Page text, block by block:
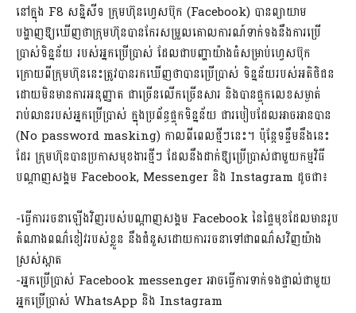
នៅក្នុង F8 សន្និសីទ ក្រុមហ៊ុនហ្វេសប៊ុក (Facebook) បានព្យាយាម
បង្ហាញឱ្យឃើញថាក្រុមហ៊ុនបានកែរសម្រួលគោលការណ៍ទាក់ទងនឹងការប្រើ
ប្រាស់ទិន្នន័យ របស់អ្នកប្រើប្រាស់ ដែលជាបញ្ហាយ៉ាងធំសម្រាប់ហ្វេសប៊ុក
ក្រោយពីក្រុមហ៊ុននេះត្រូវបានរកឃើញថាបានប្រើប្រាស់ ទិន្នន័យរបស់អតិថិជន
ដោយមិនមានការអនុញ្ញាត ជាច្រើនលើកច្រើនសារ និងបានផ្ទុកលេខសម្ងាត់
រាប់លានរបស់អ្នកប្រើប្រាស់ ក្នុងប្រព័ន្ធផ្ទុកទិន្នន័យ ជារបៀបដែលអាចអានបាន
(No password masking) កាលពីពេលថ្មីៗនេះ។ ប៉ុន្តែទន្ទឹមនឹងនេះ
ដែរ ក្រុមហ៊ុនបានប្រកាសមុខងារថ្មីៗ ដែលនឹងដាក់ឱ្យប្រើប្រាស់ជាមួយកម្មវិធី
បណ្ដាញសង្គម Facebook, Messenger និង Instagram ដូចជា៖
-ធ្វើការរចនាឡើងវិញរបស់បណ្តាញសង្គម Facebook នៃផ្ទៃមុខដែលមានរូប
តំណាងពណ៌ខៀវរបស់ខ្លួន​ នឹងជំនួសដោយការរចនាទៅជាពណ៌សវិញយ៉ាង
ស្រស់ស្អាត
-អ្នកប្រើប្រាស់ Facebook messenger អាចធ្វើការទាក់ទងផ្ទាល់ជាមួយ
អ្នកប្រើប្រាស់ WhatsApp និង Instagram